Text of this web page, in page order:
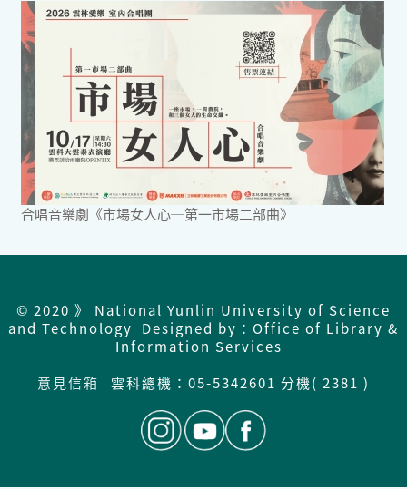
合唱音樂劇《市場女人心─第一市場二部曲》
© 2020 》 National Yunlin University of Science
and Technology Designed by：Office of Library &
Information Services
意見信箱
雲科總機： 05-5342601 分機( 2381 )